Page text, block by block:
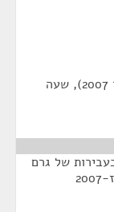
יום שלישי, ט"ז בטבת התשס"ח (25 בדצמבר 2007), שעה
של גרם